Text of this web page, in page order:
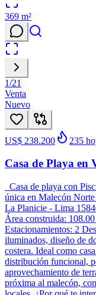
369 m²
1/21
Venta
Nuevo
US$ 238.200 235
Casa de Playa en
Casa de playa con
única en Malecón
La Planicie - Lima
Área construida:
Estacionamientos: 2
iluminados, diseño de
costera. Ideal como
distribución funcional,
aprovechamiento de
próxima al malecón,